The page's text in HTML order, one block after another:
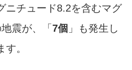
ニチュード8.2を含むマグ
震が、「 7個 」も発生し
。